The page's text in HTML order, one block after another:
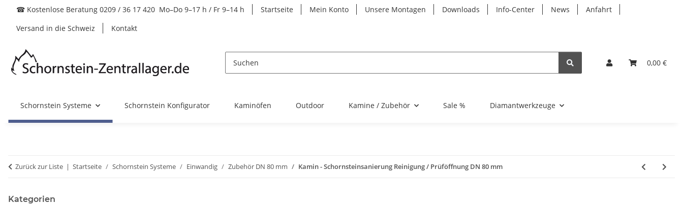
☎ Kostenlose Beratung 0209 / 36 17 420 Mo–Do 9–17 h / Fr 9–14 h Startseite Mein Konto Unsere Montagen Downloads Info-Center News
Anfahrt
Versand in die Schweiz
Kontakt
0,00 €
Schornstein Systeme Schornstein Konfigurator Kaminöfen Outdoor Kamine / Zubehör Sale % Diamantwerkzeuge
Zurück zur Liste Startseite Schornstein Systeme Einwandig Zubehör DN 80 mm Kamin - Schornsteinsanierung Reinigung / Prüföffnung DN 80 mm
Kategorien